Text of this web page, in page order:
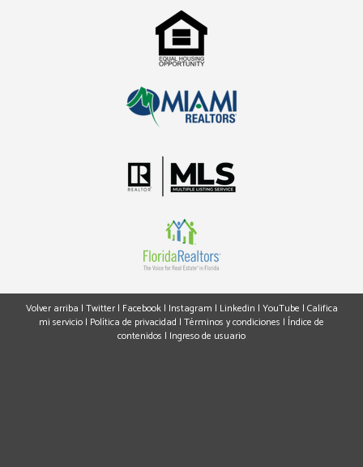
Volver arriba | Twitter| Facebook| Instagram | Linkedin | YouTube | Califica
mi servicio | Política de privacidad | Términos y condiciones | Índice de
contenidos | Ingreso de usuario